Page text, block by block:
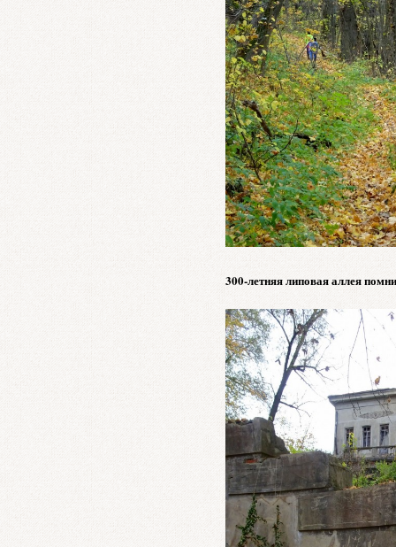
300-летняя липовая аллея